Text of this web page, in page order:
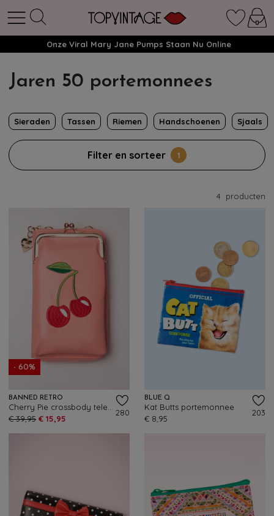
Onze Viral Mary Jane Pumps Staan Nu Online
Jaren 50 portemonnees
Sieraden Tassen Riemen Handschoenen Sjaals
Filter en sorteer 1
4 producten
- 60%
BANNED RETRO
€ 39,95 € 15,95
280
BLUE Q
Kat Butts portemonnee
€ 8,95
203